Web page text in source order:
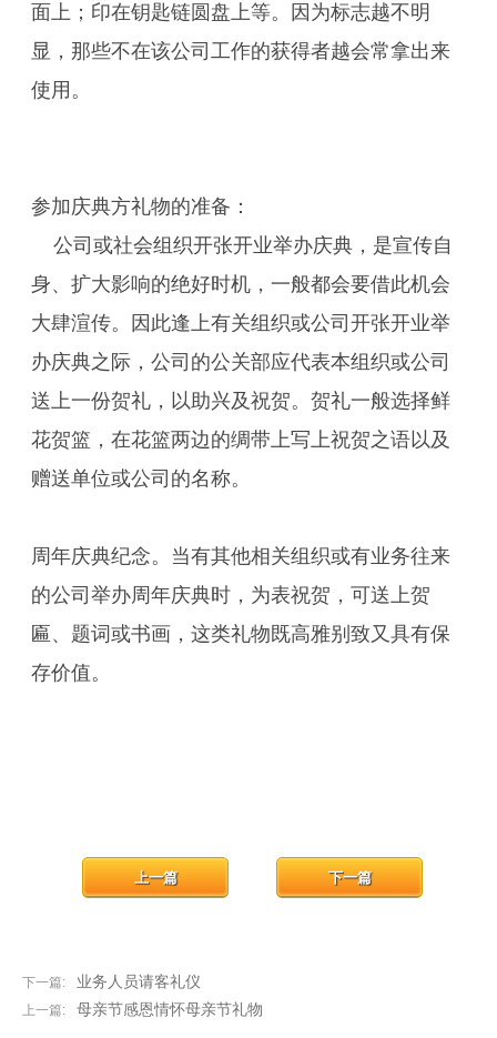
面上；印在钥匙链圆盘上等。因为标志越不明
显，那些不在该公司工作的获得者越会常拿出来
使用。
参加庆典方礼物的准备：
公司或社会组织开张开业举办庆典，是宣传自
身、扩大影响的绝好时机，一般都会要借此机会
大肆渲传。因此逢上有关组织或公司开张开业举
办庆典之际，公司的公关部应代表本组织或公司
送上一份贺礼，以助兴及祝贺。贺礼一般选择鲜
花贺篮，在花篮两边的绸带上写上祝贺之语以及
赠送单位或公司的名称。
周年庆典纪念。当有其他相关组织或有业务往来
的公司举办周年庆典时，为表祝贺，可送上贺
匾、题词或书画，这类礼物既高雅别致又具有保
存价值。
下一篇: 业务人员请客礼仪
下一篇
上一篇: 母亲节感恩情怀母亲节礼物
上一篇